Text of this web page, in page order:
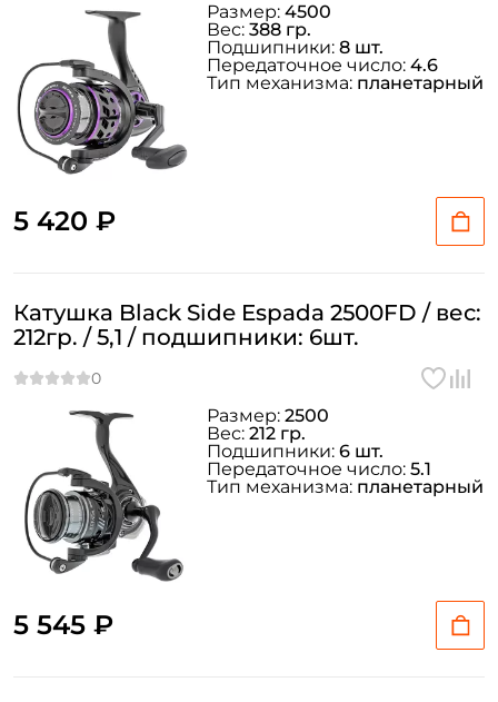
5 420 ₽
Размер: 4500
Вес: 388 гр.
Подшипники: 8 шт.
Передаточное число: 4.6
Тип механизма: планетарный
Катушка Black Side Espada 2500FD / вес:
212гр. / 5,1 / подшипники: 6шт.
5 545 ₽
Размер: 2500
Вес: 212 гр.
Подшипники: 6 шт.
Передаточное число: 5.1
Тип механизма: планетарный